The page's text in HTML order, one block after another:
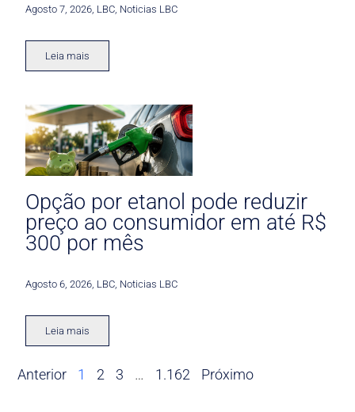
Agosto 7, 2026 LBC Noticias LBC
Leia mais
Opção por etanol pode reduzir
preço ao consumidor em até R$
300 por mês
Agosto 6, 2026 LBC Noticias LBC
Leia mais
Anterior 1 2 3 … 1.162 Próximo